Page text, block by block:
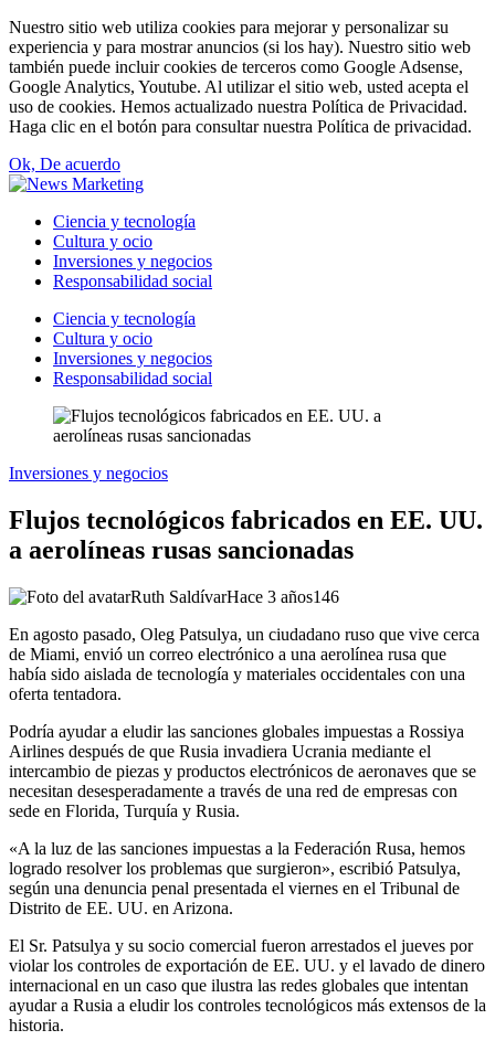
Nuestro sitio web utiliza cookies para mejorar y personalizar su
experiencia y para mostrar anuncios (si los hay). Nuestro sitio web
también puede incluir cookies de terceros como Google Adsense,
Google Analytics, Youtube. Al utilizar el sitio web, usted acepta el
uso de cookies. Hemos actualizado nuestra Política de Privacidad.
Haga clic en el botón para consultar nuestra Política de privacidad.
Ok, De acuerdo
Ciencia y tecnología
Cultura y ocio
Inversiones y negocios
Responsabilidad social
Ciencia y tecnología
Cultura y ocio
Inversiones y negocios
Responsabilidad social
Inversiones y negocios
Flujos tecnológicos fabricados en EE. UU.
a aerolíneas rusas sancionadas
Ruth SaldívarHace 3 años146
En agosto pasado, Oleg Patsulya, un ciudadano ruso que vive cerca
de Miami, envió un correo electrónico a una aerolínea rusa que
había sido aislada de tecnología y materiales occidentales con una
oferta tentadora.
Podría ayudar a eludir las sanciones globales impuestas a Rossiya
Airlines después de que Rusia invadiera Ucrania mediante el
intercambio de piezas y productos electrónicos de aeronaves que se
necesitan desesperadamente a través de una red de empresas con
sede en Florida, Turquía y Rusia.
«A la luz de las sanciones impuestas a la Federación Rusa, hemos
logrado resolver los problemas que surgieron», escribió Patsulya,
según una denuncia penal presentada el viernes en el Tribunal de
Distrito de EE. UU. en Arizona.
El Sr. Patsulya y su socio comercial fueron arrestados el jueves por
violar los controles de exportación de EE. UU. y el lavado de dinero
internacional en un caso que ilustra las redes globales que intentan
ayudar a Rusia a eludir los controles tecnológicos más extensos de la
historia.